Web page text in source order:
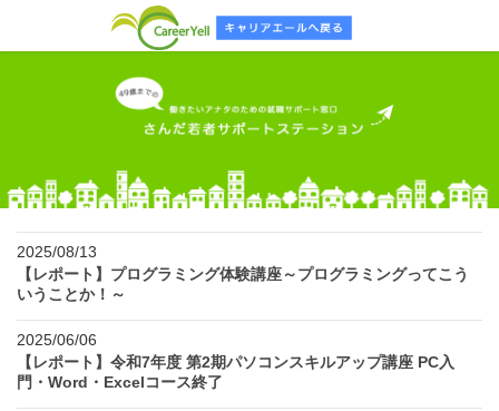
2025/08/13
【レポート】プログラミング体験講座～プログラミングってこう
いうことか！～
2025/06/06
【レポート】令和7年度 第2期パソコンスキルアップ講座 PC入
門・Word・Excelコース終了